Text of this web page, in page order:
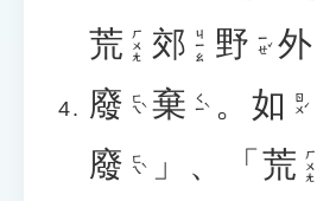
荒 ㄏㄨㄤ 郊 ㄐㄧㄠ 野 ㄧㄝˇ 外
廢 ㄈㄟˋ 棄 ㄑㄧˋ 。 如 ㄖㄨˊ
廢 ㄈㄟˋ 」、「 荒 ㄏㄨㄤ